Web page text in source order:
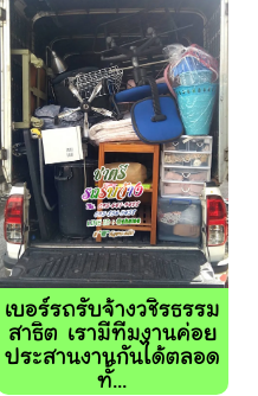
เบอร์รถรับจ้างวชิรธรรม
สาธิต เรามีทีมงานค่อย
ประสานงานกันได้ตลอด
ทั้...